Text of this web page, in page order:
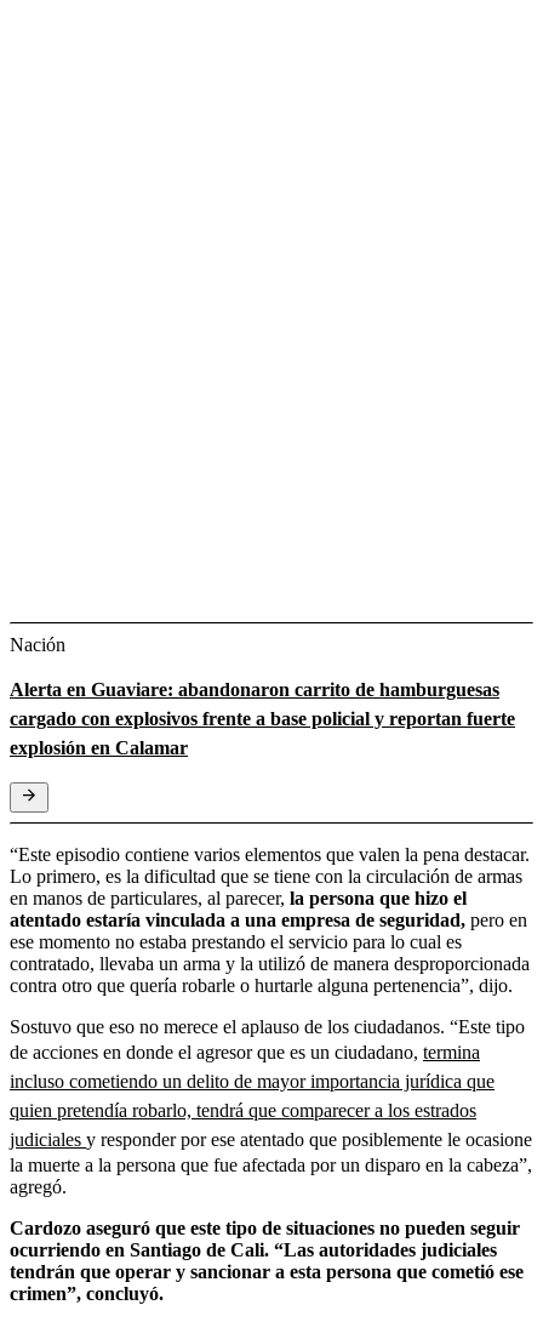
Nación
Alerta en Guaviare: abandonaron carrito de hamburguesas
cargado con explosivos frente a base policial y reportan fuerte
explosión en Calamar
“Este episodio contiene varios elementos que valen la pena destacar.
Lo primero, es la dificultad que se tiene con la circulación de armas
en manos de particulares, al parecer, la persona que hizo el
atentado estaría vinculada a una empresa de seguridad, pero en
ese momento no estaba prestando el servicio para lo cual es
contratado, llevaba un arma y la utilizó de manera desproporcionada
contra otro que quería robarle o hurtarle alguna pertenencia”, dijo.
Sostuvo que eso no merece el aplauso de los ciudadanos. “Este tipo
de acciones en donde el agresor que es un ciudadano, termina
incluso cometiendo un delito de mayor importancia jurídica que
quien pretendía robarlo, tendrá que comparecer a los estrados
judiciales y responder por ese atentado que posiblemente le ocasione
la muerte a la persona que fue afectada por un disparo en la cabeza”,
agregó.
Cardozo aseguró que este tipo de situaciones no pueden seguir
ocurriendo en Santiago de Cali. “Las autoridades judiciales
tendrán que operar y sancionar a esta persona que cometió ese
crimen”, concluyó.